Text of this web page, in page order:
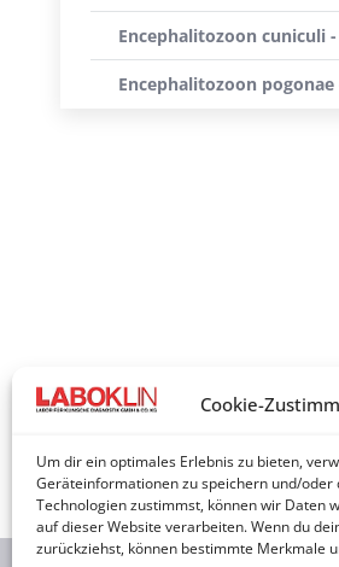
Cookie-
Um dir ein optimales Erlebnis zu bieten,
Geräteinformationen zu speichern und/
Technologien zustimmst, können wir Daten
auf dieser Website verarbeiten. Wenn du
zurückziehst, können bestimmte Merkmale
Encephalitozoon cuniculi -
Encephalitozoon pogonae